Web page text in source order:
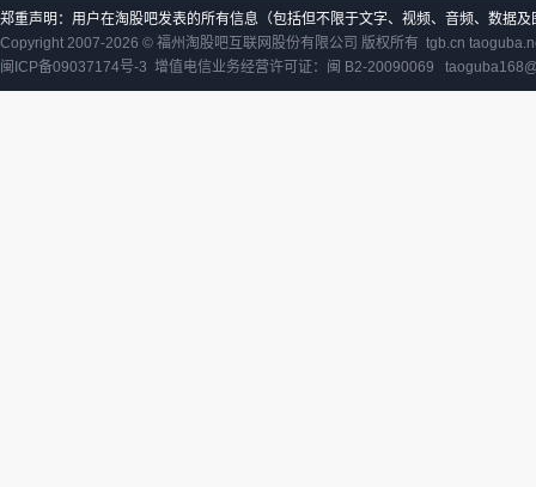
郑重声明：用户在淘股吧发表的所有信息（包括但不限于文字、视频、音频、数据
Copyright 2007-2026 © 福州淘股吧互联网股份有限公司 版权所有 tgb.cn
闽ICP备09037174号-3 增值电信业务经营许可证：闽 B2-20090069